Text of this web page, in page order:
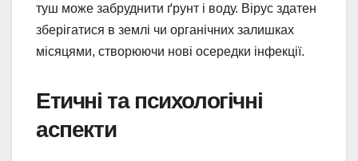
туш може забруднити ґрунт і воду. Вірус здатен
зберігатися в землі чи органічних залишках
місяцями, створюючи нові осередки інфекції.
Етичні та психологічні
аспекти